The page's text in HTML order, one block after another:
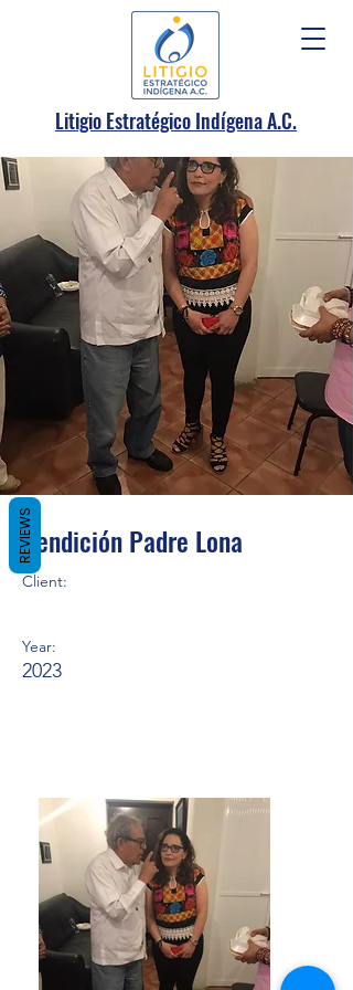
Litigio Estratégico Indígena A.C.
Bendición Padre Lona
Client:
Year:
2023
REVIEWS